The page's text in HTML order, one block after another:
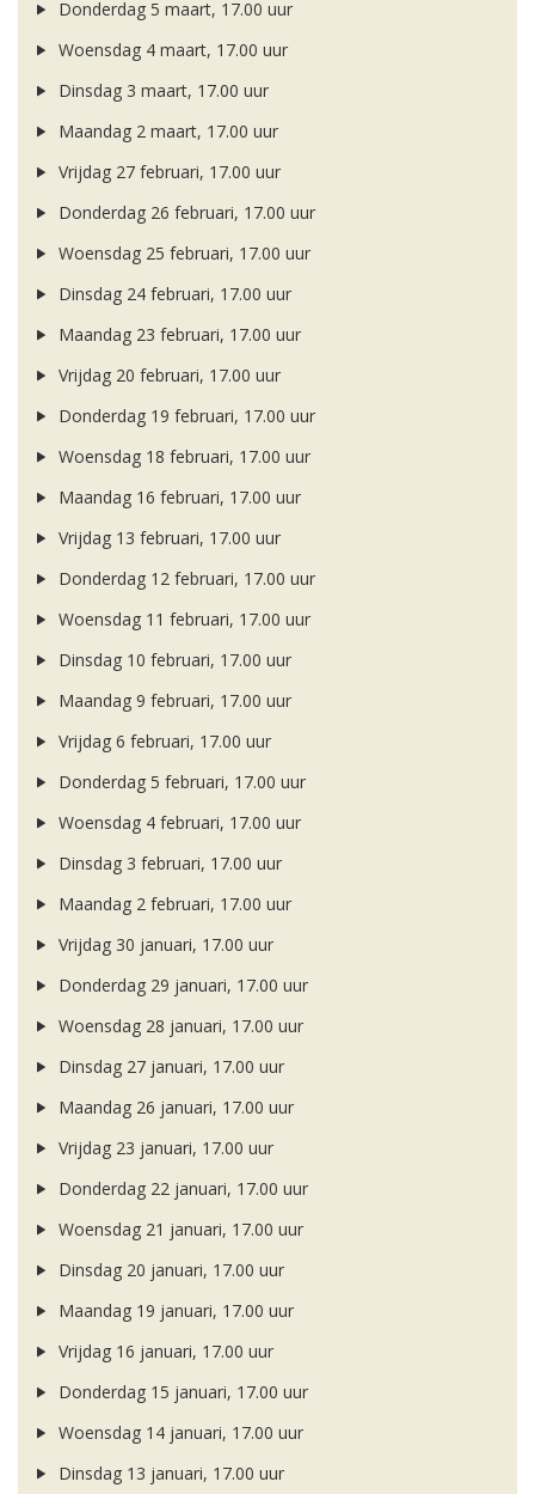
Donderdag 5 maart, 17.00 uur
Woensdag 4 maart, 17.00 uur
Dinsdag 3 maart, 17.00 uur
Maandag 2 maart, 17.00 uur
Vrijdag 27 februari, 17.00 uur
Donderdag 26 februari, 17.00 uur
Woensdag 25 februari, 17.00 uur
Dinsdag 24 februari, 17.00 uur
Maandag 23 februari, 17.00 uur
Vrijdag 20 februari, 17.00 uur
Donderdag 19 februari, 17.00 uur
Woensdag 18 februari, 17.00 uur
Maandag 16 februari, 17.00 uur
Vrijdag 13 februari, 17.00 uur
Donderdag 12 februari, 17.00 uur
Woensdag 11 februari, 17.00 uur
Dinsdag 10 februari, 17.00 uur
Maandag 9 februari, 17.00 uur
Vrijdag 6 februari, 17.00 uur
Donderdag 5 februari, 17.00 uur
Woensdag 4 februari, 17.00 uur
Dinsdag 3 februari, 17.00 uur
Maandag 2 februari, 17.00 uur
Vrijdag 30 januari, 17.00 uur
Donderdag 29 januari, 17.00 uur
Woensdag 28 januari, 17.00 uur
Dinsdag 27 januari, 17.00 uur
Maandag 26 januari, 17.00 uur
Vrijdag 23 januari, 17.00 uur
Donderdag 22 januari, 17.00 uur
Woensdag 21 januari, 17.00 uur
Dinsdag 20 januari, 17.00 uur
Maandag 19 januari, 17.00 uur
Vrijdag 16 januari, 17.00 uur
Donderdag 15 januari, 17.00 uur
Woensdag 14 januari, 17.00 uur
Dinsdag 13 januari, 17.00 uur